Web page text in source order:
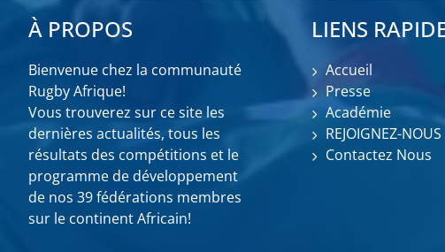
À PROPOS
Bienvenue chez la communauté
Rugby Afrique!
Vous trouverez sur ce site les
dernières actualités, tous les
résultats des compétitions et le
programme de développement
de nos 39 fédérations membres
sur le continent Africain!
LIENS
Accueil
Presse
Académie
REJOIGNEZ-NOUS
Contactez Nous